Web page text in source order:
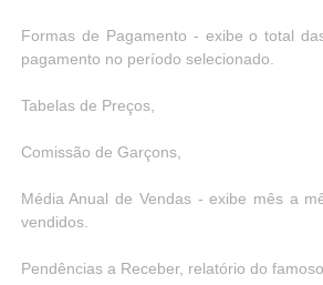
Formas de Pagamento - exibe o total
pagamento no período selecionado.
Tabelas de Preços,
Comissão de Garçons,
Média Anual de Vendas - exibe mês a
vendidos.
Pendências a Receber, relatório do